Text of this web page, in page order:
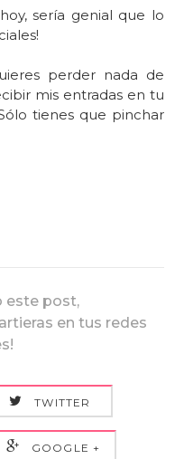
sería genial que lo
perder nada de
mis entradas en tu
tienes que pinchar
este post,
en tus redes
TWITTER
GOOGLE +